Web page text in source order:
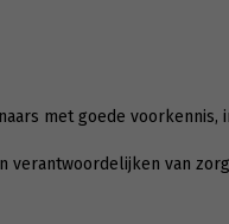
met goede voorkennis,
verantwoordelijken van